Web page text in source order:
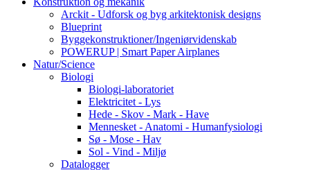
Arckit - Udforsk og byg arkitektonisk designs
Blueprint
Byggekonstruktioner/Ingeniørvidenskab
POWERUP | Smart Paper Airplanes
Natur/Science
Biologi
Biologi-laboratoriet
Elektricitet - Lys
Hede - Skov - Mark - Have
Mennesket - Anatomi - Humanfysiologi
Sø - Mose - Hav
Sol - Vind - Miljø
Datalogger